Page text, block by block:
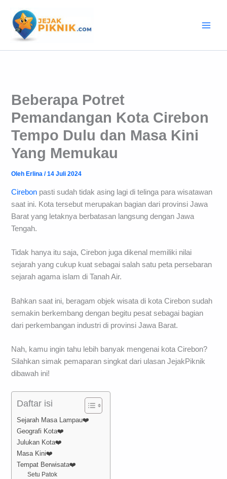
konten
Beberapa Potret
Pemandangan Kota Cirebon
Tempo Dulu dan Masa Kini
Yang Memukau
Oleh Erlina/14 Juli 2024
Cirebon pasti sudah tidak asing lagi di telinga para wisatawan
saat ini. Kota tersebut merupakan bagian dari provinsi Jawa
Barat yang letaknya berbatasan langsung dengan Jawa
Tengah.
Tidak hanya itu saja, Cirebon juga dikenal memiliki nilai
sejarah yang cukup kuat sebagai salah satu peta persebaran
sejarah agama islam di Tanah Air.
Bahkan saat ini, beragam objek wisata di kota Cirebon sudah
semakin berkembang dengan begitu pesat sebagai bagian
dari perkembangan industri di provinsi Jawa Barat.
Nah, kamu ingin tahu lebih banyak mengenai kota Cirebon?
Silahkan simak pemaparan singkat dari ulasan JejakPiknik
dibawah ini!
Daftar isi
Sejarah Masa Lampau❤️
Geografi Kota❤️
Julukan Kota❤️
Masa Kini❤️
Tempat Berwisata❤️
Setu Patok